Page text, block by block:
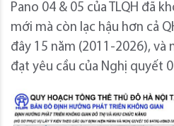
Pano 04 & 05 của TLQH đã
mới mà còn lạc hậu hơn cả
đây 15 năm (2011-2026), và
đạt yêu cầu của Nghị quyết